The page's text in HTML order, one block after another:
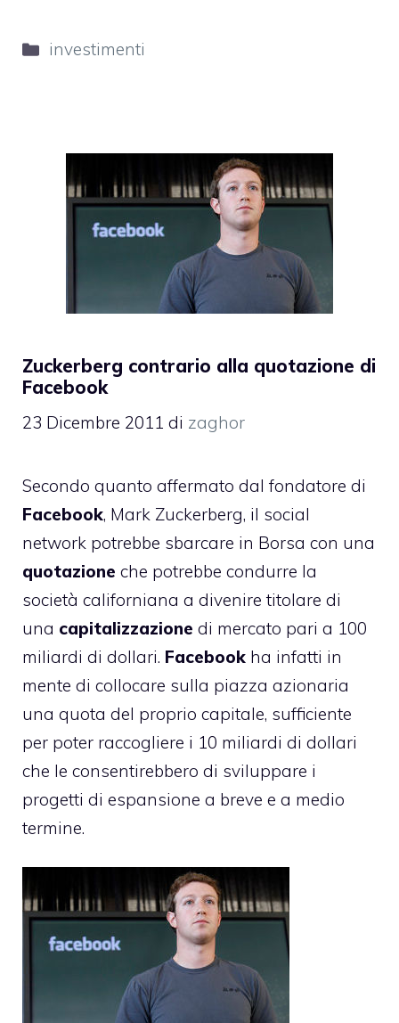
Categorie
investimenti
Zuckerberg contrario alla quotazione di
Facebook
23 Dicembre 2011 di zaghor
Secondo quanto affermato dal fondatore di
Facebook, Mark Zuckerberg, il social
network potrebbe sbarcare in Borsa con una
quotazione che potrebbe condurre la
società californiana a divenire titolare di
una capitalizzazione di mercato pari a 100
miliardi di dollari. Facebook ha infatti in
mente di collocare sulla piazza azionaria
una quota del proprio capitale, sufficiente
per poter raccogliere i 10 miliardi di dollari
che le consentirebbero di sviluppare i
progetti di espansione a breve e a medio
termine.